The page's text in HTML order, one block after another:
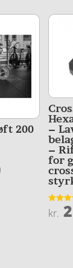
200
–
–
for
Vurderet
4
kr.